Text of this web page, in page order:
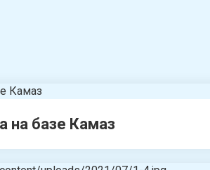
на базе Камаз